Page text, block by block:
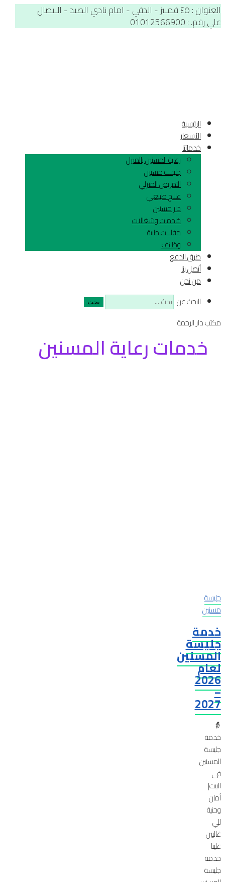
العنوان : ٤٥ قمبيز - الدقي - امام نادي الصيد - الاتصال
علي رقم. : 01012566900
الرئيسية
الآسعار
خدماتنا
رعاية المسنين بالمنزل
جليسة مسنين
التمريض المنزلي
علاج طبيعي
دار مسنين
خادمات وشغالات
مقالات طبية
وظائف
طرق الدفع
أتصل بنا
من نحن
البحث عن:
مكتب دار الرحمة
خدمات رعاية المسنين
جليسة
مسنين
خدمة
جليسة
المسنين
لعام
2026
–
2027
👵
خدمة
جليسة
المسنين
في
البيت|
أمان
وحنية
للي
غاليين
علينا
خدمة
جليسة